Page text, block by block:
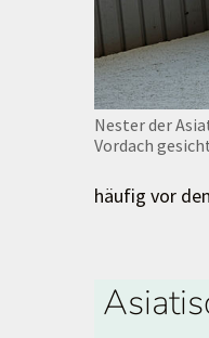
Nester der
Vordach
häufig vor